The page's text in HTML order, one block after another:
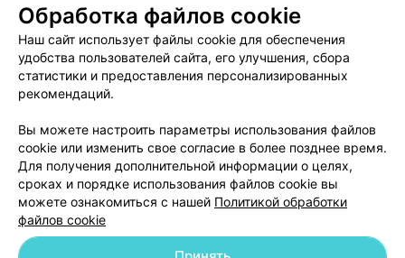
Пользовательское соглашение
Способы оплаты
Вакансии
Партнеры
Написать руководителю 103.by
Обработка персональных данных
Обработка файлов cookie
Наш сайт использует файлы cookie для обеспечения
удобства пользователей сайта, его улучшения, сбора
статистики и предоставления персонализированных
рекомендаций.
Вы можете настроить параметры использования файлов
cookie или изменить свое согласие в более позднее время.
Для получения дополнительной информации о целях,
сроках и порядке использования файлов cookie вы
можете ознакомиться с нашей Политикой обработки
файлов cookie